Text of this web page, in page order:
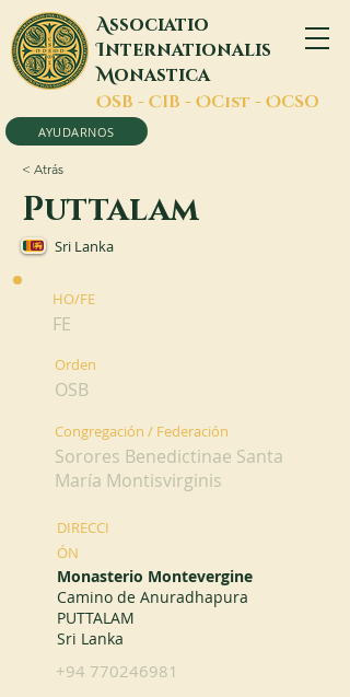
Associatio
Internationalis
Monastica
OSB - CIB - OCist - OCSO
AYUDARNOS
< Atrás
Puttalam
Sri Lanka
HO/FE
FE
Orden
OSB
Congregación / Federación
Sorores Benedictinae Santa
María Montisvirginis
DIRECCI
ÓN
Monasterio Montevergine
Camino de Anuradhapura
PUTTALAM
Sri Lanka
+94 770246981